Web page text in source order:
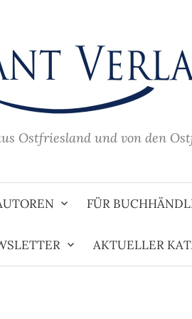
Ostfriesland und von den
FÜR
AKTUELLER